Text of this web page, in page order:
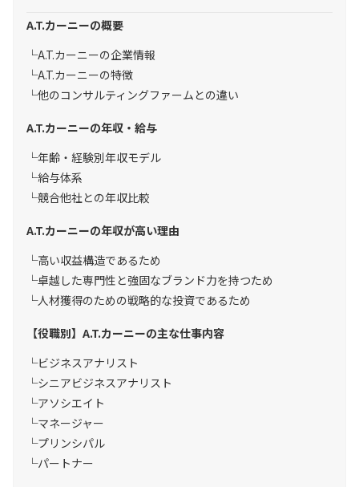
A.T.カーニーの概要
A.T.カーニーの企業情報
A.T.カーニーの特徴
他のコンサルティングファームとの違い
A.T.カーニーの年収・給与
年齢・経験別年収モデル
給与体系
競合他社との年収比較
A.T.カーニーの年収が高い理由
高い収益構造であるため
卓越した専門性と強固なブランド力を持つため
人材獲得のための戦略的な投資であるため
【役職別】A.T.カーニーの主な仕事内容
ビジネスアナリスト
シニアビジネスアナリスト
アソシエイト
マネージャー
プリンシパル
パートナー